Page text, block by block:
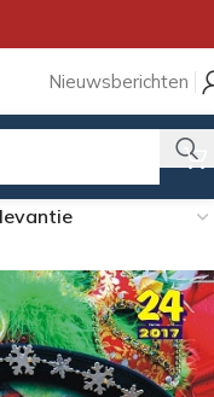
Nieuwsberichten